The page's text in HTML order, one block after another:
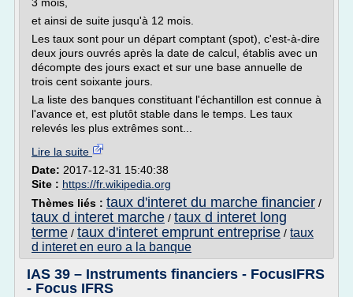
et ainsi de suite jusqu'à 12 mois.
Les taux sont pour un départ comptant (spot), c'est-à-dire
deux jours ouvrés après la date de calcul, établis avec un
décompte des jours exact et sur une base annuelle de
trois cent soixante jours.
La liste des banques constituant l'échantillon est connue à
l'avance et, est plutôt stable dans le temps. Les taux
relevés les plus extrêmes sont...
Lire la suite
Date: 2017-12-31 15:40:38
Site : https://fr.wikipedia.org
Thèmes liés : taux d'interet du marche financier /
taux d interet marche / taux d interet long
terme / taux d'interet emprunt entreprise / taux
d interet en euro a la banque
IAS 39 – Instruments financiers - FocusIFRS
- Focus IFRS